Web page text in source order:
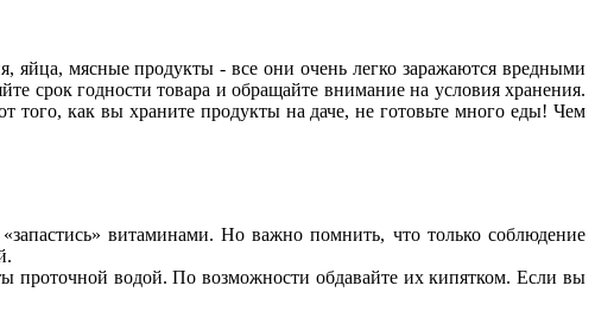
яйца, мясные продукты - все они очень легко заражаются вредными
срок годности товара и обращайте внимание на условия хранения.
того, как вы храните продукты на даче, не готовьте много еды! Чем
витаминами. Но важно помнить, что только соблюдение
водой. По возможности обдавайте их кипятком. Если вы